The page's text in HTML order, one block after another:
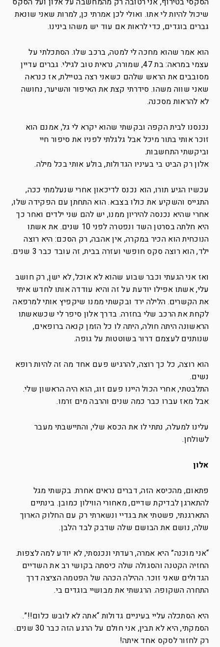
שיכול להיות לי אתו. ואולי לכן אמרתי כן, למרות שאני שונאת
גברים בוגדים, כדי לראות אם עוד יש משהו בינינו.
הוא אמר שהוא מחכה לי למטה, ברכב שלו. הסתכלתי על
עצמי במראה: בת 47, שמורה, נראית טוב לגילי. גברים עדיין
מסובבים את הראש שלהם כשאני רצה בטיילת, אז כנראה
שאני שווה משהו. סידרתי קצת את האיפור והשיער, נחושה
לא להראות מסכנה.
נכנסנו לבית הקפה ובקשתי שהוא יקרא לי גל, אמנם הוא
זוכר אותי בתור מיכל אבל גלגלתי לפניו את סיפור חיי
וביקשתי התחשבות.
אלון רק הביט בי בעיניו הגדולות, בולע אותי בכל מילה.
עכשיו הגיע תורו, הוא נכנס לדיכאון אחרי שנעלמתי ככה,
התגייס והשקיע את כולו בצבא. הוא התחתן עם הפקידה שלו,
אחרי שהיא נכנסה להיריון ממנו, יש להם שני ילדים ואחר כך
היא חלתה בסרטן השד ונפטרה לפני 10 שנים. את אשתו
הנוכחית הוא הכיר במקרה, אין אהבה, רק הסכם: היא רוצה
ילד, הוא רוצה סקס חופשי ועזרה בבית, זה עובד כבר 3 שנים.
ואז אני הגעתי וכבר שבוע שהוא לא אוכל, לא ישן, רק חושב
עלי, אשתו אפילו יודעת על זה והיא עודדה אותו לחדש איתי
את הקשרים. הלילה ירד ובקשתי ממנו שיקפיץ אותי למרפאה
לקחת את הרכב שלי בחזרה. בדרך אלון סיפר לי שכשאשתו
הראשונה היתה חולה, היתה לו כל הזמן קנאה ברופאים,
שנותנים לעצמם דרור בשוטטות על גופה.
הוא רוצה, כל כך רוצה, להרגיש פעם אחד מה זה להיות רופא
נשים.
התלבטתי, אחרי הכול היינו פעם זוג, הוא היה הראשון שלי.
אבל מאז עברו כבר כמה שנים והרבה מים זרמו.
עלינו למעלה, נתתי לו את הכסא שלי, והתיישבתי מעבר
לשולחן.
אלון
פתאום, מהכיסא הזה, דברים נראים אחרת. בקשתי מגל
להתארגן לבדיקת שדיים, מאחורי הווילון כמובן. בינתיים
התארגנתי, פשטתי את בגדיי ונשארתי רק עם החלוק הארוך
שלה, נושם את הבושם שלה שדבק לבד הלבן.
“אני מוכנה” היא אמרה, רעדתי ונכנסתי, לא יודע למה לצפות.
החזיה הקטנה והסגולה שלה כיסתה בקושי רב את השדיים
הגדולים שאני זוכר. ההילה הכהה של הפטמה הציצה דרך
התחרה השקופה. הרגשתי את מבושיי בוגדים בי.
היא הסתכלה עליי בעיניים גדולות “אתה לא לובש כלום!!”.
הסמקתי, היא לא תבין, אני חולם על הרגע הזה כבר 30 שנים.
רק לחזור לסקס אחד איתה!